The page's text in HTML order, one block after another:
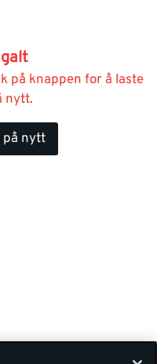
på knappen for å laste
nytt.
på nytt